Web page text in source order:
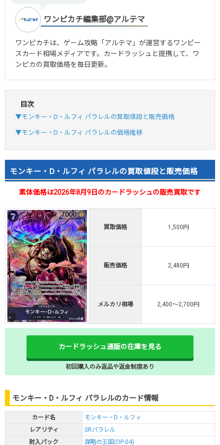
ワンピカチ編集部@アルテマ
ワンピカチは、ゲーム攻略「アルテマ」が運営するワンピー
スカード相場メディアです。カードラッシュと提携して、ワ
ンピカの買取価格を毎日更新。
目次
▼モンキー・D・ルフィ パラレルの買取値段と販売価格
▼モンキー・D・ルフィ パラレルの価格推移
モンキー・D・ルフィ パラレルの買取値段と販売価格
素体価格は2026年8月9日のカードラッシュの販売買取です
買取価格 1,500円
販売価格 2,480円
メルカリ相場 2,400～2,700円
カードラッシュ通販の在庫を見る
初回購入のみ返品や返金制度あり
モンキー・D・ルフィ パラレルのカード情報
カード名
モンキー・D・ルフィ
レアリティ
SRパラレル
封入パック
謀略の王国(OP-04)